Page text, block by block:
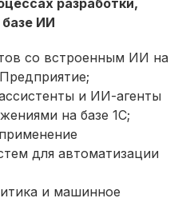
разработки,
ИИ
со встроенным ИИ на
и ИИ-агенты
на базе 1С;
для автоматизации
и машинное